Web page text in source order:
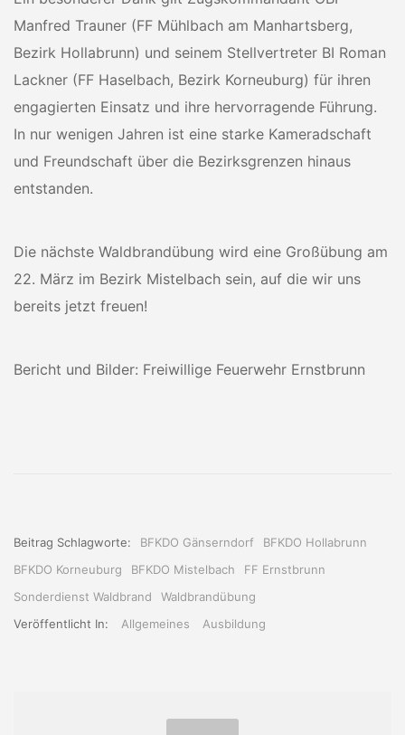
Manfred Trauner (FF Mühlbach am Manhartsberg,
Bezirk Hollabrunn) und seinem Stellvertreter BI Roman
Lackner (FF Haselbach, Bezirk Korneuburg) für ihren
engagierten Einsatz und ihre hervorragende Führung.
In nur wenigen Jahren ist eine starke Kameradschaft
und Freundschaft über die Bezirksgrenzen hinaus
entstanden.
Die nächste Waldbrandübung wird eine Großübung am
22. März im Bezirk Mistelbach sein, auf die wir uns
bereits jetzt freuen!
Bericht und Bilder: Freiwillige Feuerwehr Ernstbrunn
Beitrag Schlagworte: BFKDO Gänserndorf
BFKDO Hollabrunn
BFKDO Korneuburg
BFKDO Mistelbach
FF Ernstbrunn
Sonderdienst Waldbrand
Waldbrandübung
Veröffentlicht In:
Allgemeines Ausbildung